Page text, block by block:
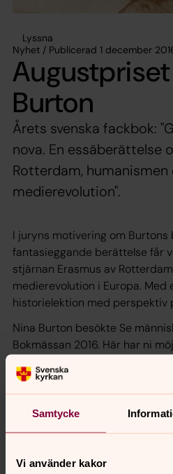
Samtycke
Vi använder kakor
Lyssna
Nyhet / Publicerad 1 december
Burton
Årets svenska fackbok:
nova. En essäberättelse
Rotterdam,
medierevolution".
I juryns motivering om Burtons
fantasieggande berättelse får
stjärnan Erasmus av
medierevolution i Europa. Med
historielektion med perspektiv
Nina Burton besökte Se
Bokmässan 2016. Här har ni
Läs mer på Bonnierförlagens
Dela